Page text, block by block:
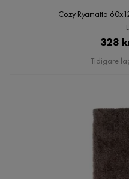
Cozy Ryamatta
328
Tidigare